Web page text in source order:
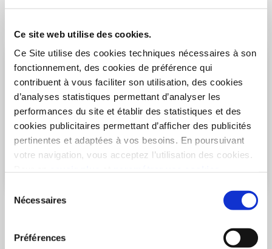
Ce site web utilise des cookies.
Ce Site utilise des cookies techniques nécessaires à son
fonctionnement, des cookies de préférence qui
contribuent à vous faciliter son utilisation, des cookies
d’analyses statistiques permettant d’analyser les
performances du site et établir des statistiques et des
cookies publicitaires permettant d’afficher des publicités
pertinentes et adaptées à vos besoins. En poursuivant
votre navigation, vous acceptez l’utilisation des cookies.
Nécessaires
Préférences
BIDART- 64210
Appartements 2 pièces
à partir de 335 000€